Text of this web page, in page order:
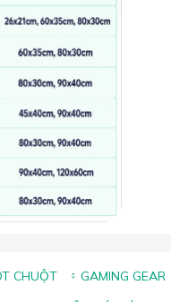
CHUỘT GAMING GEAR